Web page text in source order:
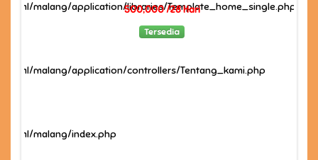
malang/application/libraries/Template_home_single.php
malang/application/controllers/Tentang_kami.php
malang/index.php
500,000 /28 Hari
Tersedia